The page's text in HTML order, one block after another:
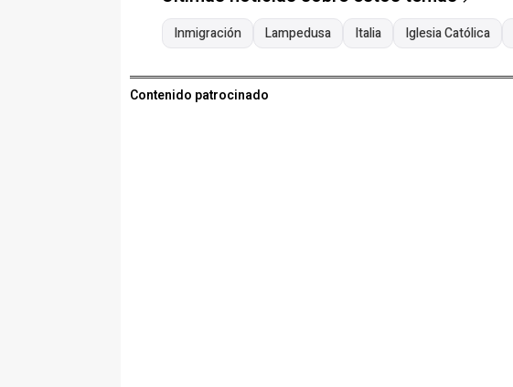
Inmigración Lampedusa Italia Iglesia Católica
Contenido patrocinado